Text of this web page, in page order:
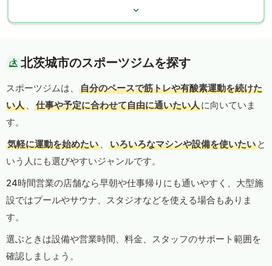
北茨城市のスポーツジムを探す
スポーツジムは、
自分のペースで筋トレや有酸素運動を続けた
い人 、 仕事や予定に合わせて自由に通いたい人に向いていま
す。
気軽に運動を始めたい 、 いろいろなマシンや設備を使いたい と
いう人にも選びやすいジャンルです。
24時間営業の店舗なら早朝や仕事帰りにも通いやすく、大型施
設ではプールやサウナ、スタジオなどを使える場合もありま
す。
選ぶときは設備や営業時間、料金、スタッフのサポート範囲を
確認しましょう。